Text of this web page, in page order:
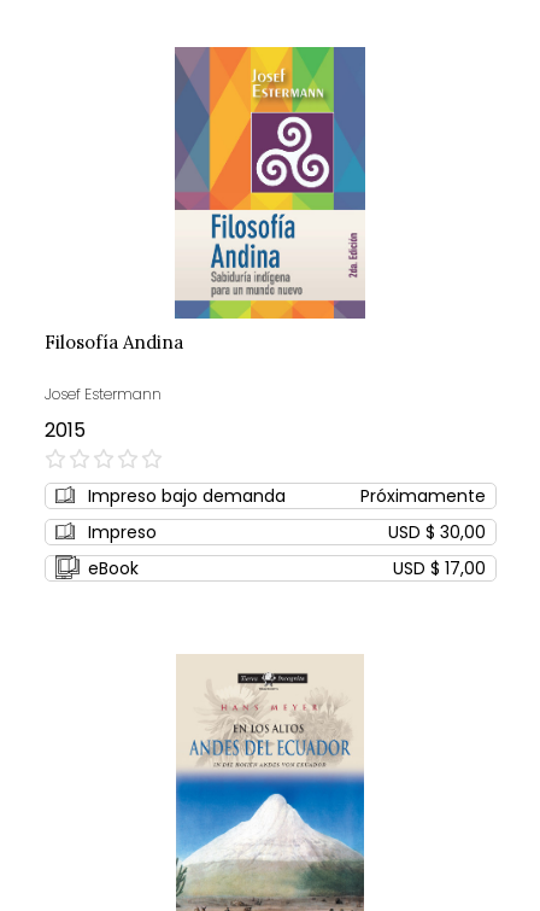
Filosofía Andina
Josef Estermann
2015
0%
Impreso bajo demanda
Próximamente
Impreso
USD $ 30,00
eBook
USD $ 17,00